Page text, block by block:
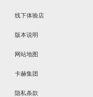
线下体验店
版本说明
网站地图
卡赫集团
隐私条款